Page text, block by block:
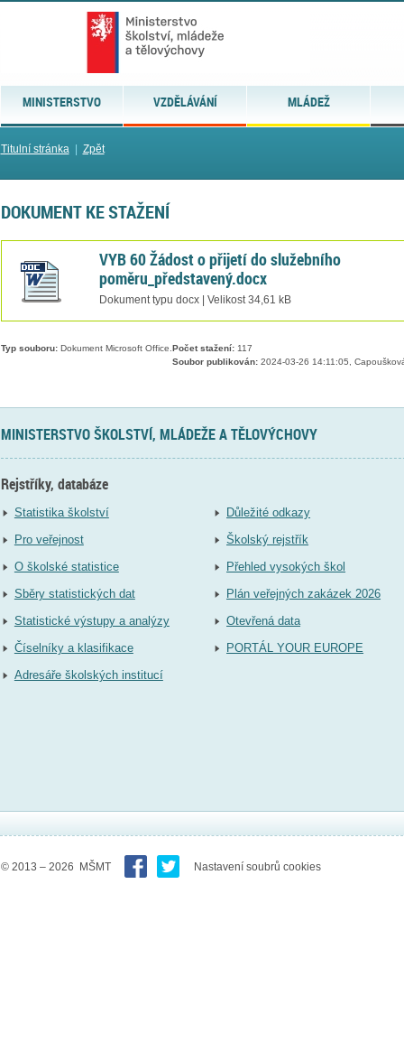
MINISTERSTVO VZDĚLÁVÁNÍ MLÁDEŽ
Titulní stránka| Zpět
DOKUMENT KE STAŽENÍ
VYB 60 Žádost o přijetí do služebního
poměru_představený.docx
Dokument typu docx | Velikost 34,61 kB
Typ souboru:Dokument Microsoft Office. Počet stažení:117
Soubor publikován:2024-03-26 14:11:05,
MINISTERSTVO ŠKOLSTVÍ, MLÁDEŽE A TĚLOVÝCHOVY
Rejstříky, databáze
Statistika školství
Pro veřejnost
O školské statistice
Sběry statistických dat
Statistické výstupy a analýzy
Číselníky a klasifikace
Adresáře školských institucí
Důležité odkazy
Školský rejstřík
Přehled vysokých škol
Plán veřejných zakázek 2026
Otevřená data
PORTÁL YOUR EUROPE
© 2013 – 2026 MŠMT Nastavení soubrů cookies